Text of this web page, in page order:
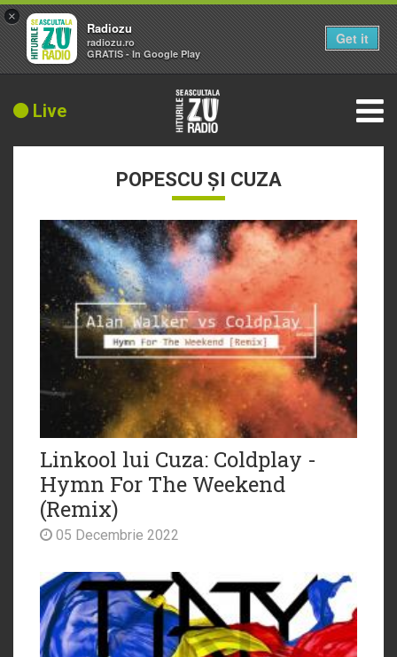
Live
POPESCU ȘI CUZA
Linkool lui Cuza: Coldplay -
Hymn For The Weekend
(Remix)
05 Decembrie 2022
×
Radiozu
radiozu.ro
GRATIS - In Google Play
Get it